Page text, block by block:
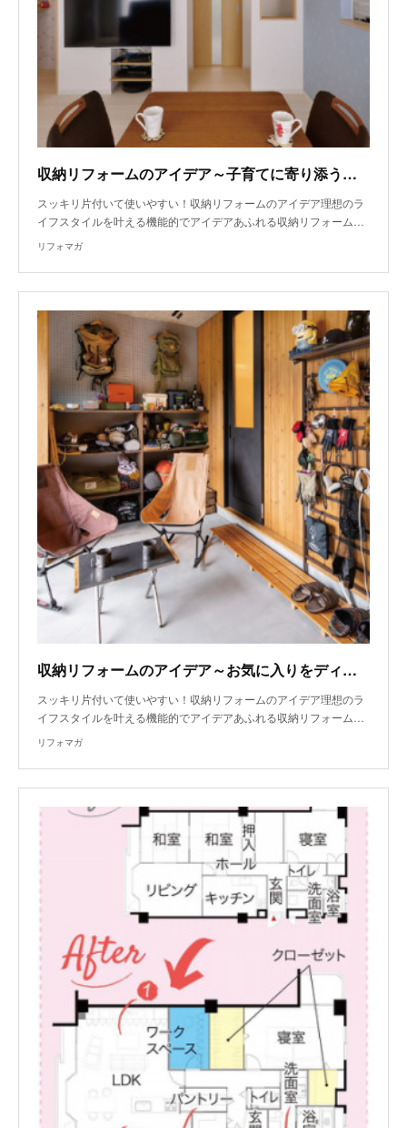
収納リフォームのアイデア～子育てに寄り添う収納プラン
スッキリ片付いて使いやすい！収納リフォームのアイデア理想のラ
イフスタイルを叶える機能的でアイデアあふれる収納リフォーム…
リフォマガ
収納リフォームのアイデア～お気に入りをディスプレイ収納。チルタイムを楽しむ土間スペース
スッキリ片付いて使いやすい！収納リフォームのアイデア理想のラ
イフスタイルを叶える機能的でアイデアあふれる収納リフォーム…
リフォマガ